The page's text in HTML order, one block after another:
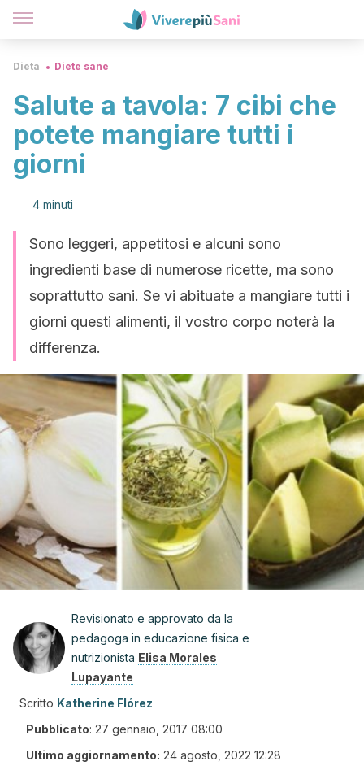
Dieta Diete sane
Salute a tavola: 7 cibi che
potete mangiare tutti i
giorni
4 minuti
Sono leggeri, appetitosi e alcuni sono
ingredienti base di numerose ricette, ma sono
soprattutto sani. Se vi abituate a mangiare tutti i
giorni questi alimenti, il vostro corpo noterà la
differenza.
Revisionato e approvato da la
pedagoga in educazione fisica e
nutrizionista Elisa Morales
Lupayante
Scritto Katherine Flórez
Pubblicato: 27 gennaio, 2017 08:00
Ultimo aggiornamento: 24 agosto, 2022 12:28